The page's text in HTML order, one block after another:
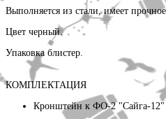
Выполняется из стали, имеет
Цвет черный.
Упаковка блистер.
КОМПЛЕКТАЦИЯ
Кронштейн к ФО-2 "Сайга-12"